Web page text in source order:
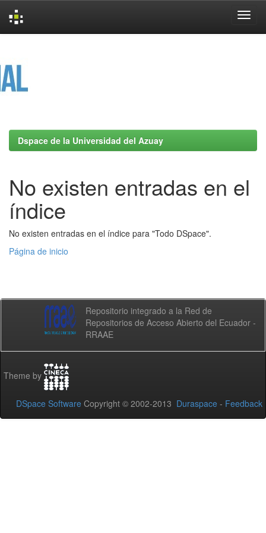
Dspace de la Universidad del Azuay
No existen entradas en el
índice
No existen entradas en el índice para "Todo DSpace".
Página de inicio
Repositorio integrado a la Red de
Repositorios de Acceso Abierto del Ecuador -
RRAAE
Theme by
DSpace Software Copyright © 2002-2013 Duraspace - Feedback